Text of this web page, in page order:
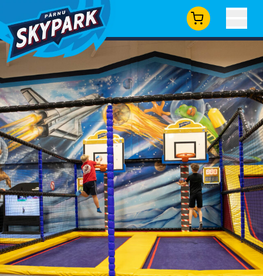
PEOTOAD
HINNAD
GRUPID
KONTAKT
UUDISED
PILETID